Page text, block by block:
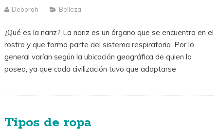
Deborah Belleza
¿Qué es la nariz? La nariz es un órgano que se encuentra en el
rostro y que forma parte del sistema respiratorio. Por lo
general varían según la ubicación geográfica de quien la
posea, ya que cada civilización tuvo que adaptarse
Tipos de ropa